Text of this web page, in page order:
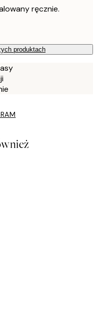
ręcznie.
produktach